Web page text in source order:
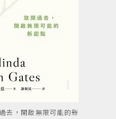
去，開啟無限可能的新